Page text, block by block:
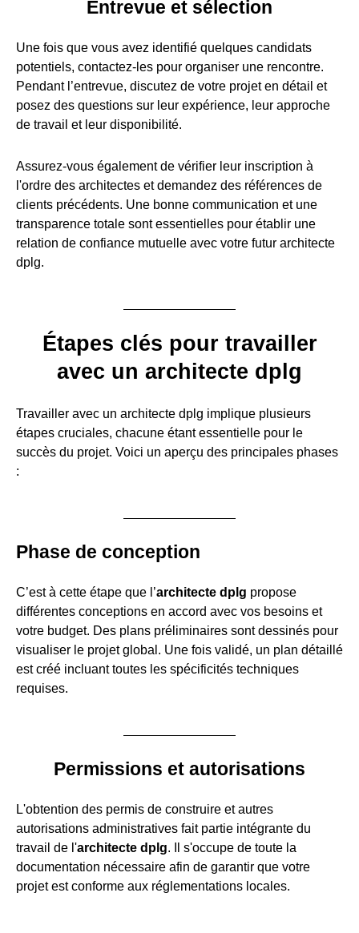
Entrevue et sélection
Une fois que vous avez identifié quelques candidats
potentiels, contactez-les pour organiser une rencontre.
Pendant l’entrevue, discutez de votre projet en détail et
posez des questions sur leur expérience, leur approche
de travail et leur disponibilité.
Assurez-vous également de vérifier leur inscription à
l'ordre des architectes et demandez des références de
clients précédents. Une bonne communication et une
transparence totale sont essentielles pour établir une
relation de confiance mutuelle avec votre futur architecte
dplg.
Étapes clés pour travailler
avec un architecte dplg
Travailler avec un architecte dplg implique plusieurs
étapes cruciales, chacune étant essentielle pour le
succès du projet. Voici un aperçu des principales phases
:
Phase de conception
C’est à cette étape que l’architecte dplg propose
différentes conceptions en accord avec vos besoins et
votre budget. Des plans préliminaires sont dessinés pour
visualiser le projet global. Une fois validé, un plan détaillé
est créé incluant toutes les spécificités techniques
requises.
Permissions et autorisations
L'obtention des permis de construire et autres
autorisations administratives fait partie intégrante du
travail de l'architecte dplg. Il s'occupe de toute la
documentation nécessaire afin de garantir que votre
projet est conforme aux réglementations locales.